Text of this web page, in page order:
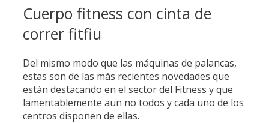
Cuerpo fitness con cinta de
correr fitfiu
Del mismo modo que las máquinas de palancas,
estas son de las más recientes novedades que
están destacando en el sector del Fitness y que
lamentablemente aun no todos y cada uno de los
centros disponen de ellas.